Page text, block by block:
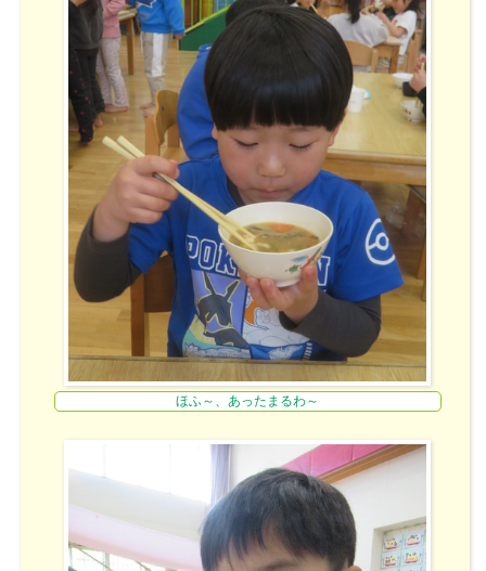
ほふ～、あったまるわ～